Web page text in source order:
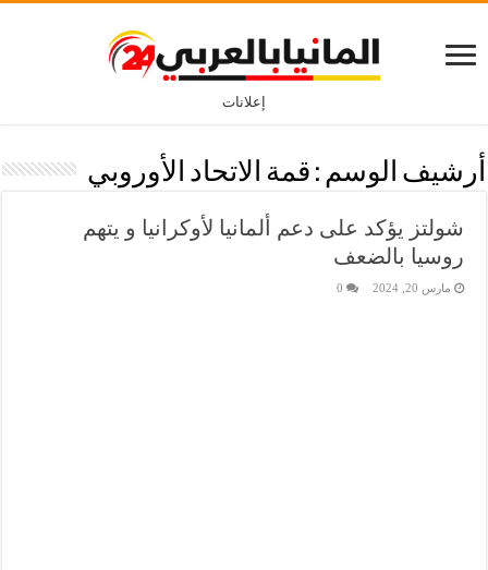
إعلانات
أرشيف الوسم : قمة الاتحاد الأوروبي
شولتز يؤكد على دعم ألمانيا لأوكرانيا و يتهم
روسيا بالضعف
مارس 20, 2024 0